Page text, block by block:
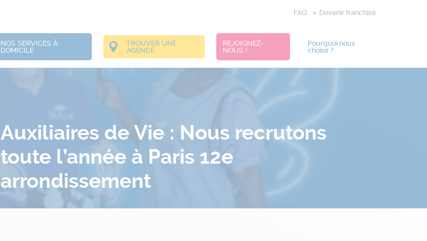
FAQ Devenir franchisé
NOS SERVICES À
DOMICILE
TROUVER UNE
AGENCE
REJOIGNEZ-
NOUS !
Pourquoi nous
choisir ?
Auxiliaires de Vie : Nous recrutons
toute l’année à Paris 12e
arrondissement